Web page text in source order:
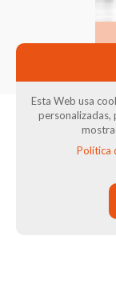
Compra en
Esta Web usa
personalizadas,
Política